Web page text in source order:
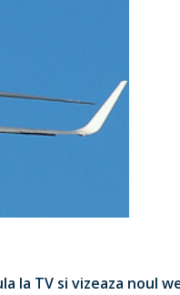
la TV si vizeaza noul